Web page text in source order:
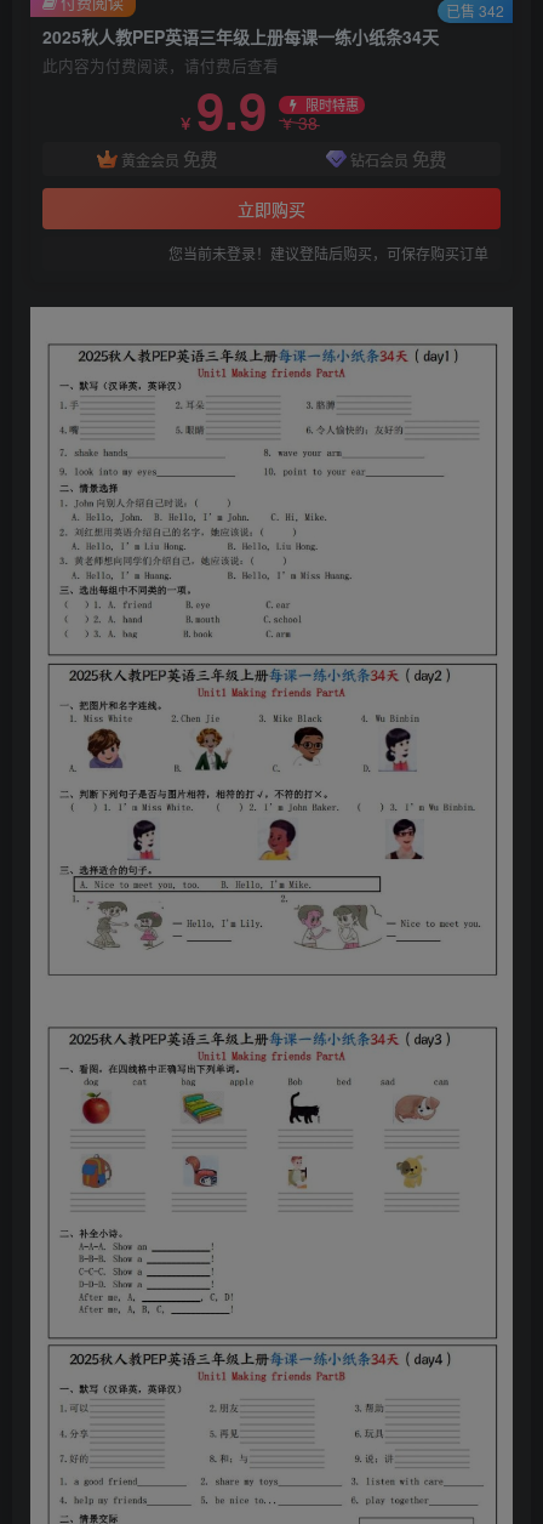
2025秋人教PEP英语三年级上册每课一练小纸条34天
此内容为付费阅读，请付费后查看
￥ 9.9 限时特惠
￥38
黄金会员 免费 钻石会员 免费
立即购买
您当前未登录！建议登陆后购买，可保存购买订单
已售 342